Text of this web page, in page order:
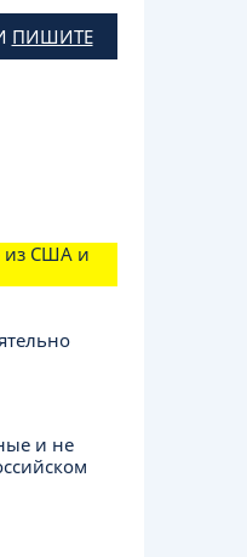
ПИШИТЕ
из США и
и не